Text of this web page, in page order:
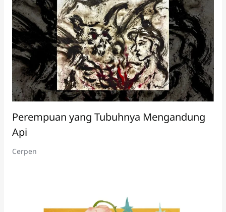
Perempuan yang Tubuhnya Mengandung
Api
Cerpen